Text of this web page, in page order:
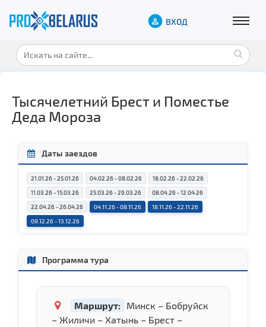
ВХОД
Тысячелетний Брест и Поместье
Деда Мороза
Даты заездов
21.01.26 - 25.01.26 04.02.26 - 08.02.26
18.02.26 - 22.02.26
11.03.26 - 15.03.26
25.03.26 - 29.03.26
08.04.26 - 12.04.26
22.04.26 - 26.04.26
04.11.26 - 08.11.26
18.11.26 - 22.11.26
09.12.26 - 13.12.26
Программа тура
Маршрут:
Минск – Бобруйск
– Жиличи – Хатынь – Брест –